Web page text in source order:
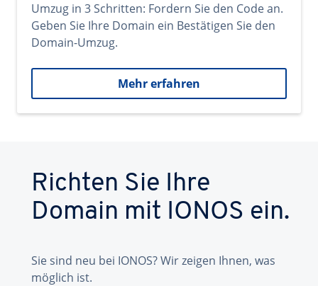
Umzug in 3 Schritten: Fordern Sie den Code an.
Geben Sie Ihre Domain ein Bestätigen Sie den
Domain-Umzug.
Mehr erfahren
Richten Sie Ihre
Domain mit IONOS ein.
Sie sind neu bei IONOS? Wir zeigen Ihnen, was
möglich ist.